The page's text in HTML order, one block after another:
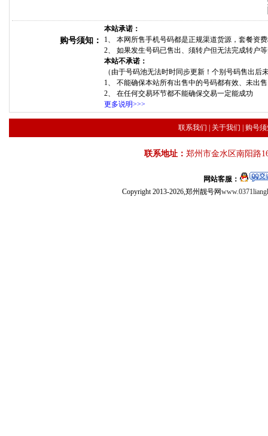
购号须知：
本站承诺：
1、 本网所售手机号码都是正规渠道货源，套餐资
2、 如果发生号码已售出、须转户但无法完成转户
本站不承诺：
（由于号码池无法时时同步更新！个别号码售出
1、 不能确保本站所有出售中的号码都有效、未出
2、 在任何交易环节都不能确保交易一定能成功
更多说明>>>
联系我们 关于我们 购号
联系地址： 郑州市金水区南阳路
网站客服：
Copyright 2013-2026,郑州靓号网